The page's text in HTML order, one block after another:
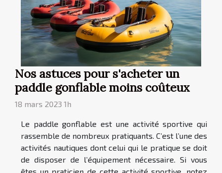
Nos astuces pour s'acheter un
paddle gonflable moins coûteux
18 mars 2023 1h
Le paddle gonflable est une activité sportive qui
rassemble de nombreux pratiquants. C’est l’une des
activités nautiques dont celui qui le pratique se doit
de disposer de l’équipement nécessaire. Si vous